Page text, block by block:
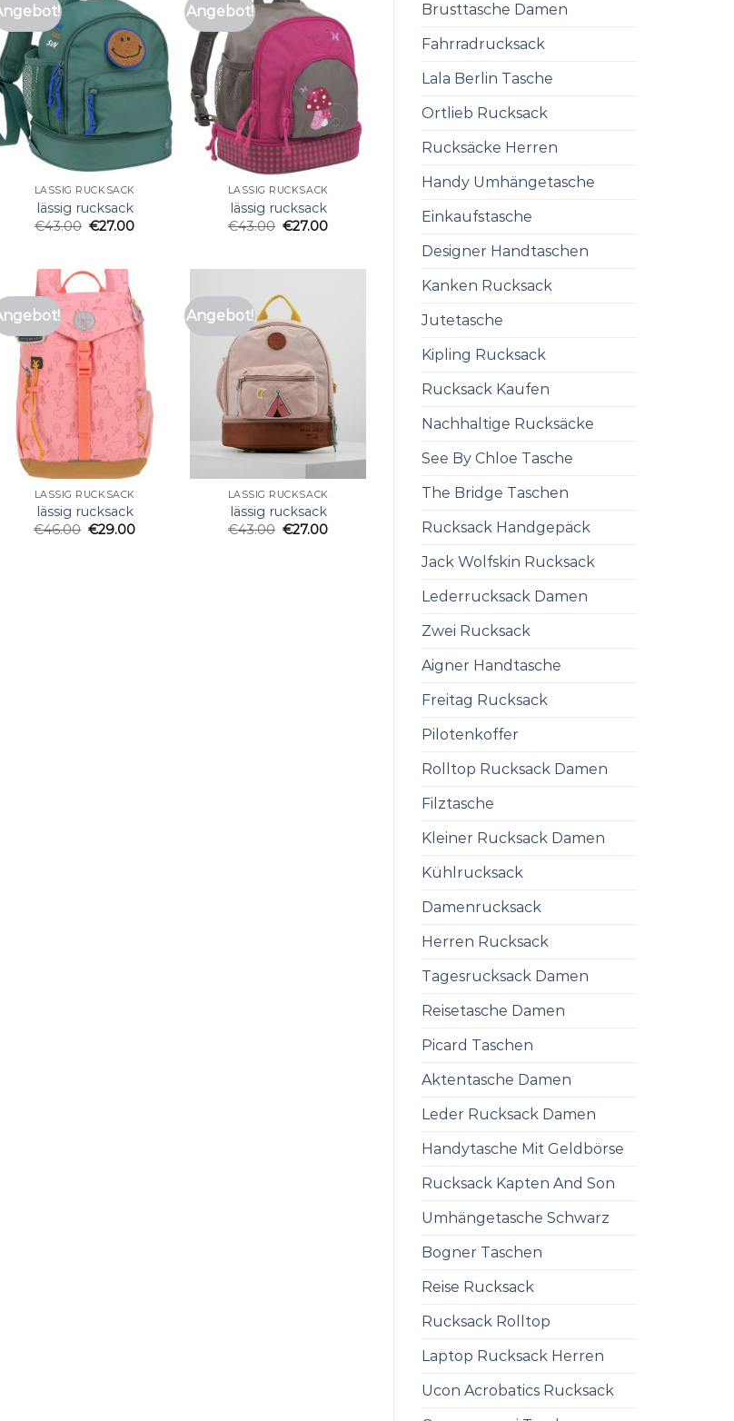
Brusttasche Damen
Fahrradrucksack
Lala Berlin Tasche
Ortlieb Rucksack
Rucksäcke Herren
Handy Umhängetasche
Einkaufstasche
Designer Handtaschen
Kanken Rucksack
Jutetasche
Kipling Rucksack
Rucksack Kaufen
Nachhaltige Rucksäcke
See By Chloe Tasche
The Bridge Taschen
Rucksack Handgepäck
Jack Wolfskin Rucksack
Lederrucksack Damen
Zwei Rucksack
Aigner Handtasche
Freitag Rucksack
Pilotenkoffer
Rolltop Rucksack Damen
Filztasche
Kleiner Rucksack Damen
Kühlrucksack
Damenrucksack
Herren Rucksack
Tagesrucksack Damen
Reisetasche Damen
Picard Taschen
Aktentasche Damen
Leder Rucksack Damen
Handytasche Mit Geldbörse
Rucksack Kapten And Son
Umhängetasche Schwarz
Bogner Taschen
Reise Rucksack
Rucksack Rolltop
Laptop Rucksack Herren
Ucon Acrobatics Rucksack
LÄSSIG RUCKSACK
lässig rucksack
€43.00 €27.00
Angebot!
LÄSSIG RUCKSACK
lässig rucksack
€43.00 €27.00
LÄSSIG RUCKSACK
lässig rucksack
€46.00 €29.00
Angebot!
LÄSSIG RUCKSACK
lässig rucksack
€43.00 €27.00